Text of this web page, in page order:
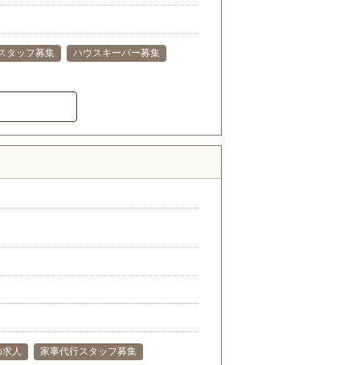
タッフ募集 ハウスキーパー募集
人 家事代行スタッフ募集